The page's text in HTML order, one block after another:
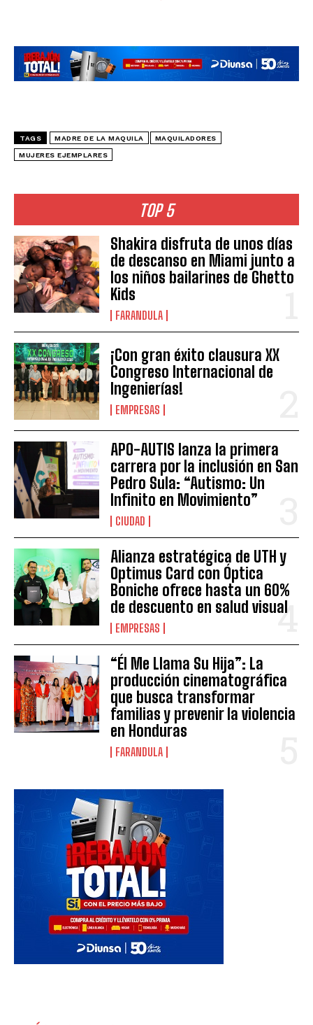
TOP 5
Shakira disfruta de unos días
de descanso en Miami junto a
los niños bailarines de Ghetto
Kids
FARANDULA
¡Con gran éxito clausura XX
Congreso Internacional de
Ingenierías!
EMPRESAS
APO-AUTIS lanza la primera
carrera por la inclusión en San
Pedro Sula: “Autismo: Un
Infinito en Movimiento”
CIUDAD
Alianza estratégica de UTH y
Optimus Card con Óptica
Boniche ofrece hasta un 60%
de descuento en salud visual
EMPRESAS
“Él Me Llama Su Hija”: La
producción cinematográfica
que busca transformar
familias y prevenir la violencia
en Honduras
FARANDULA
TAGS MADRE DE LA MAQUILA MAQUILADORES
MUJERES EJEMPLARES